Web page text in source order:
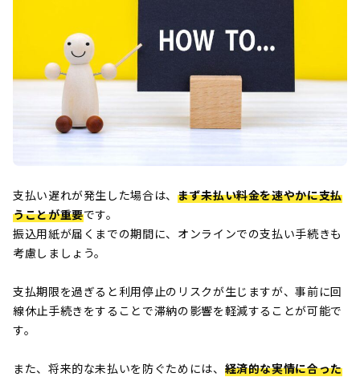
支払い遅れが発生した場合は、 まず未払い料金を速やかに支払
うことが重要です。
振込用紙が届くまでの期間に、オンラインでの支払い手続きも
考慮しましょう。
支払期限を過ぎると利用停止のリスクが生じますが、事前に回
線休止手続きをすることで滞納の影響を軽減することが可能で
す。
また、将来的な未払いを防ぐためには、 経済的な実情に合った